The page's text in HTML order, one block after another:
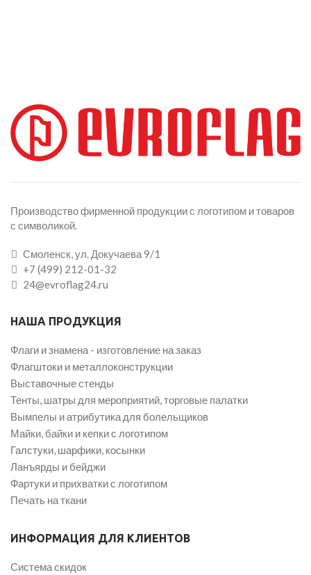
Производство фирменной продукции с логотипом и товаров
с символикой.
Смоленск, ул. Докучаева 9/1
+7 (499) 212-01-32
24@evroflag24.ru
НАША ПРОДУКЦИЯ
Флаги и знамена - изготовление на заказ
Флагштоки и металлоконструкции
Выставочные стенды
Тенты, шатры для мероприятий, торговые палатки
Вымпелы и атрибутика для болельщиков
Майки, байки и кепки с логотипом
Галстуки, шарфики, косынки
Ланъярды и бейджи
Фартуки и прихватки с логотипом
Печать на ткани
ИНФОРМАЦИЯ ДЛЯ КЛИЕНТОВ
Система скидок